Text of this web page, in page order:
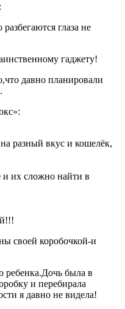
глаза не
гаджету!
давно планировали
разный вкус и кошелёк,
и их сложно найти в
своей коробочкой-и
ребенка.Дочь была в
и перебирала
я давно не видела!